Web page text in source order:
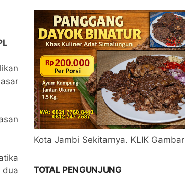
Kota Jambi Sekitarnya. KLIK Gambar
TOTAL PENGUNJUNG